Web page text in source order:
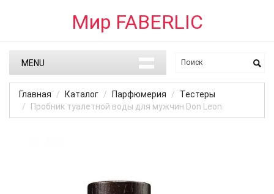
Мир FABERLIC
MENU
Главная Каталог Парфюмерия
Тестеры
Пробник туалетной воды для мужчин Don Leon